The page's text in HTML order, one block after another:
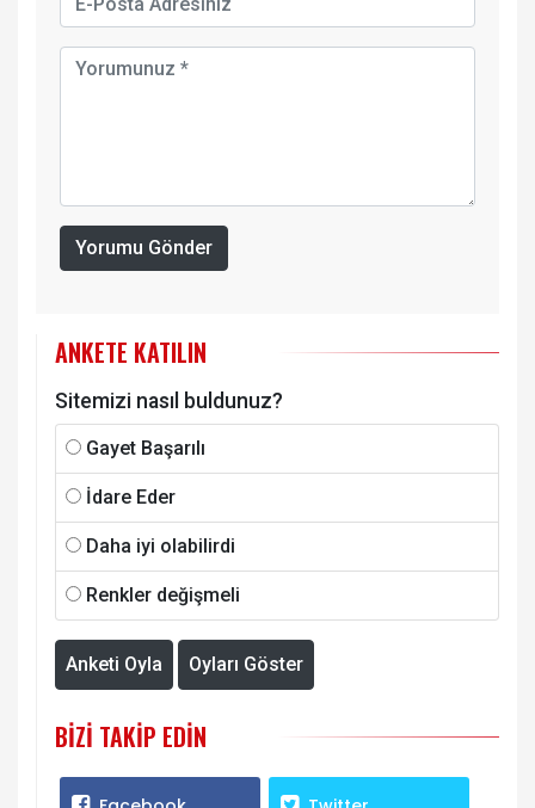
Yorumu Gönder
ANKETE KATILIN
Sitemizi nasıl buldunuz?
Gayet Başarılı
İdare Eder
Daha iyi olabilirdi
Renkler değişmeli
Anketi Oyla Oyları Göster
BIZI TAKIP EDIN